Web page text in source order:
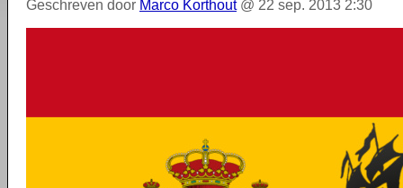
Geschreven door Marco Korthout@ 22 sep. 2013 2:30